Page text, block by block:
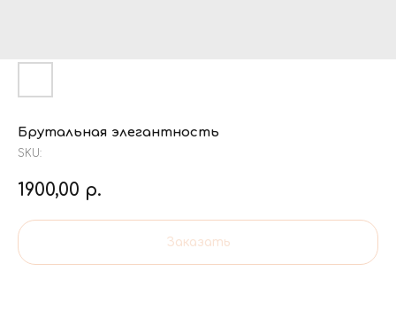
Брутальная элегантность
SKU:
1900,00 р.
Заказать